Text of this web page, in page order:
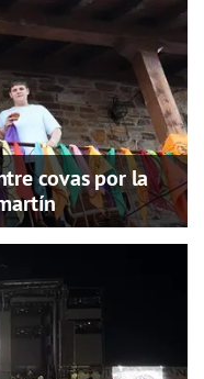
covas por la